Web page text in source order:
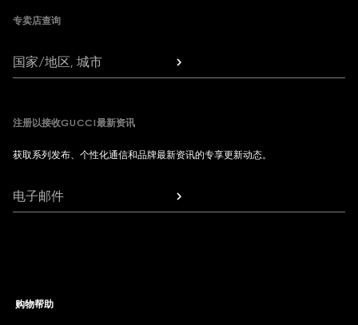
专卖店查询
国家/地区, 城市
注册以接收GUCCI最新资讯
获取系列发布、个性化通信和品牌最新资讯的专享更新动态。
电子邮件
购物帮助